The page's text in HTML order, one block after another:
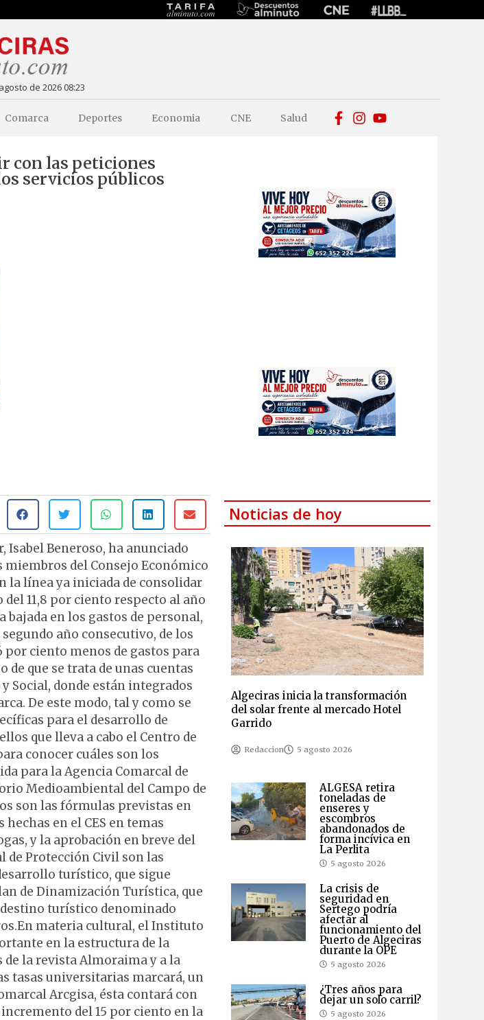
de 2026 08:23
Comarca Deportes Economia CNE Salud
con las peticiones
servicios públicos
Beneroso, ha anunciado
miembros del Consejo Económico
la línea ya iniciada de consolidar
11,8 por ciento respecto al año
bajada en los gastos de personal,
año consecutivo, de los
ciento menos de gastos para
de que se trata de unas cuentas
Social, donde están integrados
De este modo, tal y como se
para el desarrollo de
que lleva a cabo el Centro de
conocer cuáles son los
para la Agencia Comarcal de
Medioambiental del Campo de
son las fórmulas previstas en
en el CES en temas
y la aprobación en breve del
de Protección Civil son las
turístico, que sigue
de Dinamización Turística, que
destino turístico denominado
materia cultural, el Instituto
en la estructura de la
la revista Almoraima y a la
tasas universitarias marcará, un
Arcgisa, ésta contará con
del 15 por ciento en la
Noticias de hoy
Algeciras inicia la transformación
del solar frente al mercado Hotel
Garrido
Redaccion 5 agosto 2026
ALGESA retira
toneladas de
enseres y
escombros
abandonados de
forma incívica en
La Perlita
5 agosto 2026
La crisis de
seguridad en
Sertego podría
afectar al
funcionamiento del
Puerto de Algeciras
durante la OPE
5 agosto 2026
¿Tres años para
dejar un solo carril?
5 agosto 2026